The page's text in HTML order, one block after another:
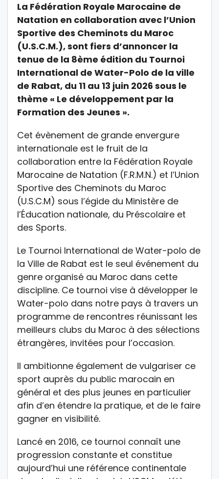
La Fédération Royale Marocaine de
Natation en collaboration avec l’Union
Sportive des Cheminots du Maroc
(U.S.C.M.), sont fiers d’annoncer la
tenue de la 8ème édition du Tournoi
International de Water-Polo de la ville
de Rabat, du 11 au 13 juin 2026 sous le
thème « Le développement par la
Formation des Jeunes ».
Cet évènement de grande envergure
internationale est le fruit de la
collaboration entre la Fédération Royale
Marocaine de Natation (F.R.M.N.) et l’Union
Sportive des Cheminots du Maroc
(U.S.C.M) sous l’égide du Ministère de
l’Éducation nationale, du Préscolaire et
des Sports.
Le Tournoi International de Water-polo de
la Ville de Rabat est le seul événement du
genre organisé au Maroc dans cette
discipline. Ce tournoi vise à développer le
Water-polo dans notre pays à travers un
programme de rencontres réunissant les
meilleurs clubs du Maroc à des sélections
étrangères, invitées pour l’occasion.
Il ambitionne également de vulgariser ce
sport auprès du public marocain en
général et des plus jeunes en particulier
afin d’en étendre la pratique, et de le faire
gagner en visibilité.
Lancé en 2016, ce tournoi connaît une
progression constante et constitue
aujourd’hui une référence continentale